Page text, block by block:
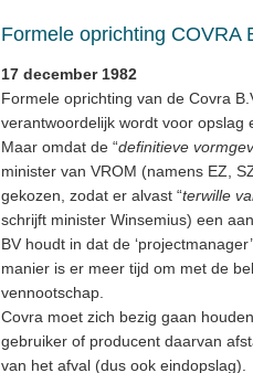
Formele oprichting COVRA
17 december 1982
Formele oprichting van de Covra
verantwoordelijk wordt voor opslag
Maar omdat de “definitieve
minister van VROM (namens EZ,
gekozen, zodat er alvast “terwille
schrijft minister Winsemius) een
BV houdt in dat de
manier is er meer tijd om met de
vennootschap.
Covra moet zich bezig gaan
gebruiker of producent daarvan
van het afval (dus ook eindopslag).